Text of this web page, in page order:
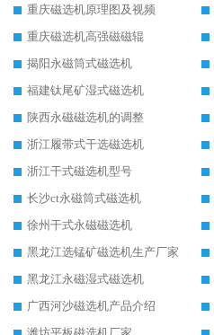
重庆磁选机原理图及视频
重庆磁选机高强磁磁辊
揭阳永磁筒式磁选机
福建钛尾矿湿式磁选机
陕西永磁磁选机的调整
浙江履带式干选磁选机
浙江干式磁选机型号
长沙ct永磁筒式磁选机
徐州干式永磁磁选机
黑龙江选锰矿磁选机生产厂家
黑龙江永磁湿式磁选机
广西河沙磁选机产品介绍